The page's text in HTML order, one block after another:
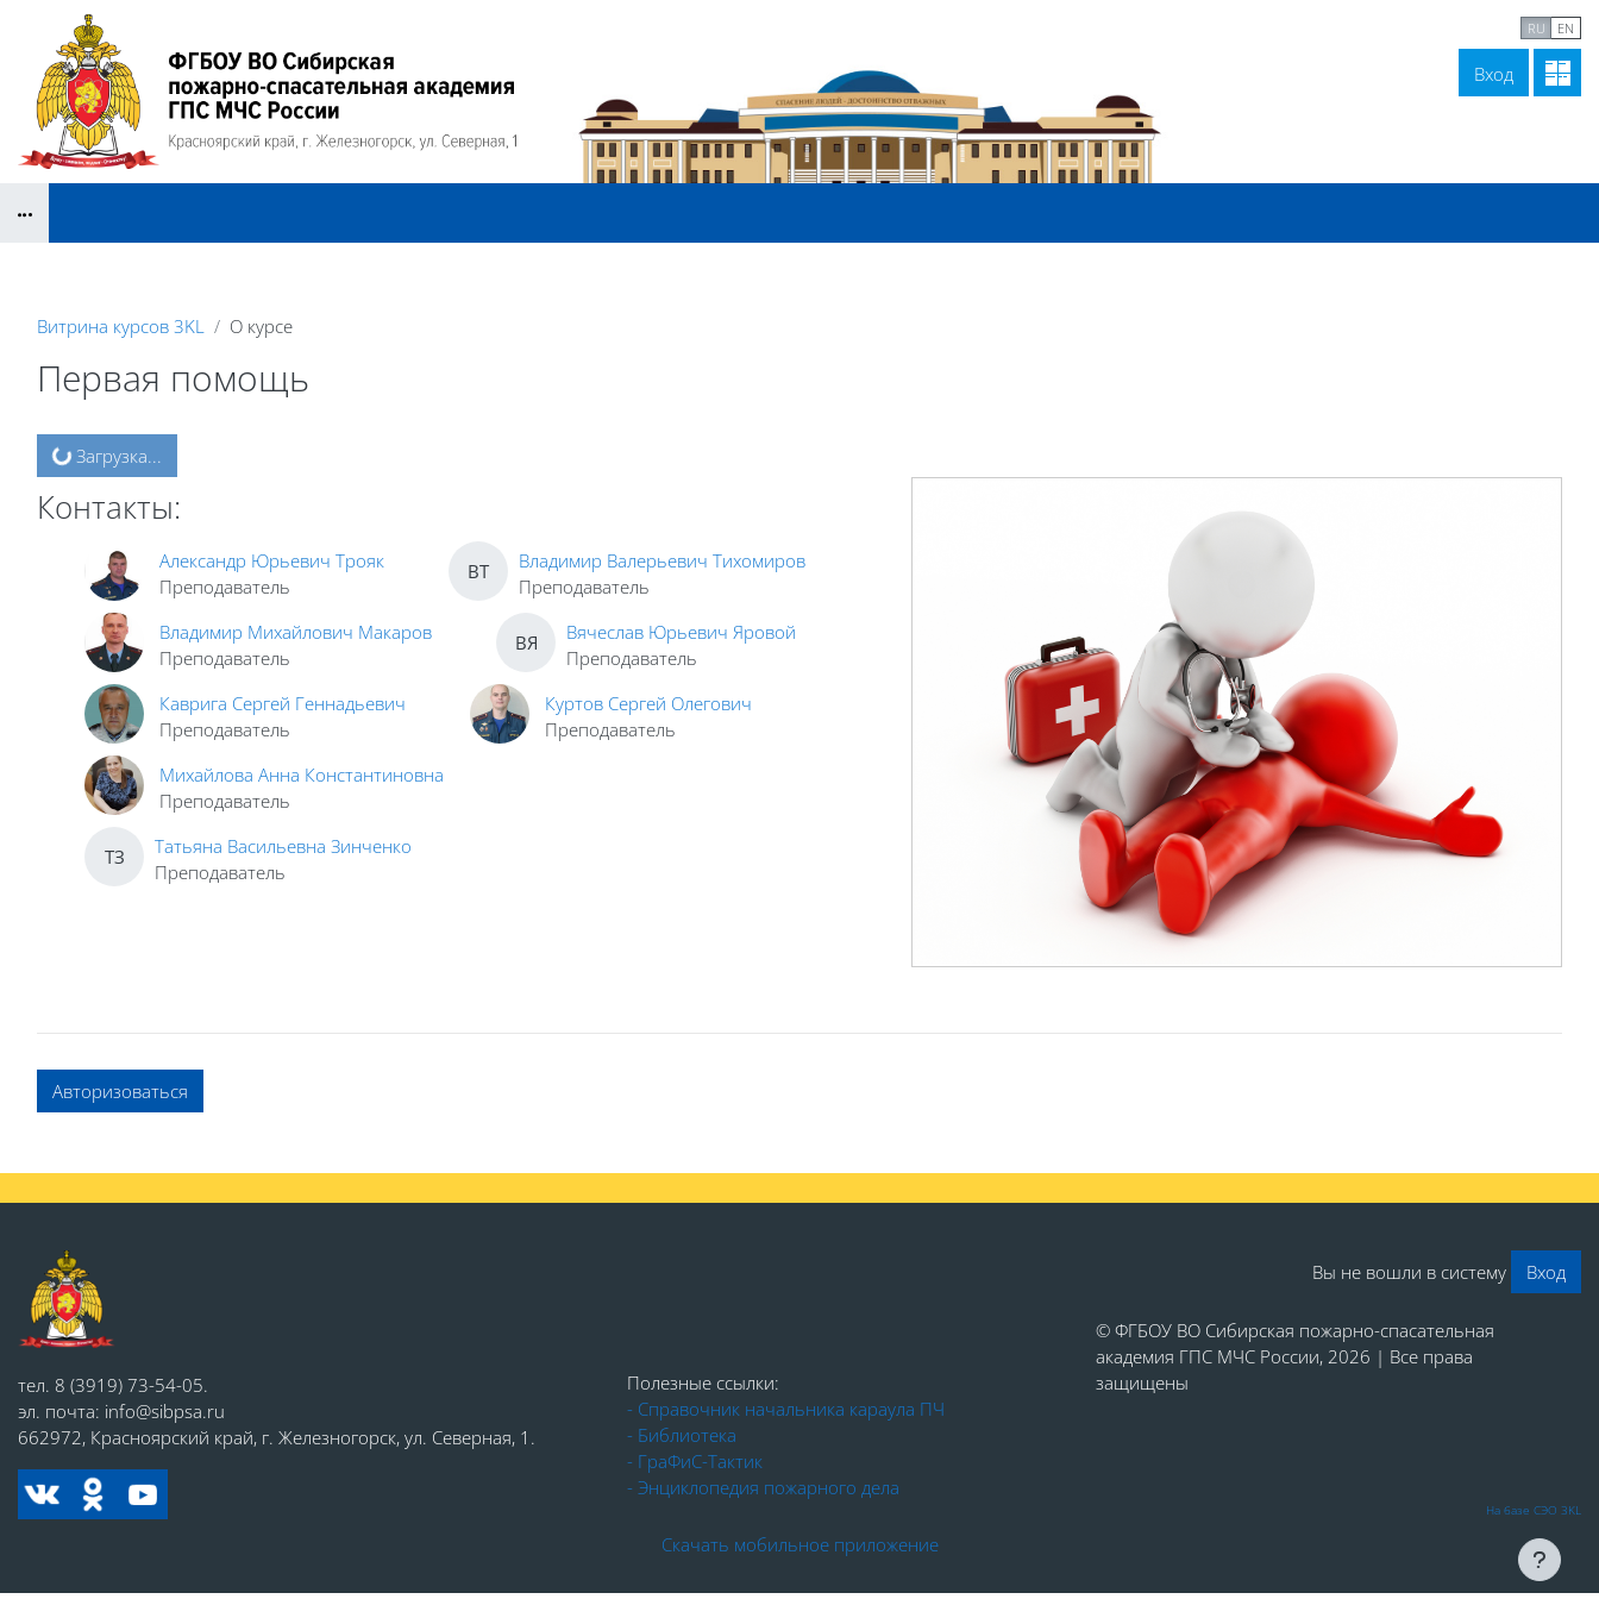
Перейти к основному содержанию
Вход
RU EN
Витрина курсов 3KL О курсе
Первая помощь
Блоки
Загрузка...
Контакты:
Александр Юрьевич Трояк
Преподаватель
ВТ
Владимир Валерьевич Тихомиров
Преподаватель
Владимир Михайлович Макаров
Преподаватель
ВЯ
Вячеслав Юрьевич Яровой
Преподаватель
Каврига Сергей Геннадьевич
Преподаватель
Куртов Сергей Олегович
Преподаватель
Михайлова Анна Константиновна
Преподаватель
ТЗ
Татьяна Васильевна Зинченко
Преподаватель
Авторизоваться
Блоки
тел. 8 (3919) 73-54-05.
эл. почта: info@sibpsa.ru
662972, Красноярский край, г. Железногорск, ул. Северная, 1.
Полезные ссылки:
- Справочник начальника караула ПЧ
- Библиотека
- ГраФиС-Тактик
- Энциклопедия пожарного дела
Вы не вошли в систему Вход
© ФГБОУ ВО Сибирская пожарно-спасательная
академия ГПС МЧС России, 2026 | Все права
защищены
На базе СЭО 3KL
Скачать мобильное приложение